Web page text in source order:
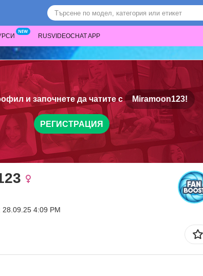
RUSVIDEOCHAT APP
и започнете да чатите с Miramoon123!
РЕГИСТРАЦИЯ
28.09.25 4:09 PM